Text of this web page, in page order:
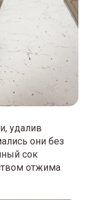
удалив
они без
сок
отжима